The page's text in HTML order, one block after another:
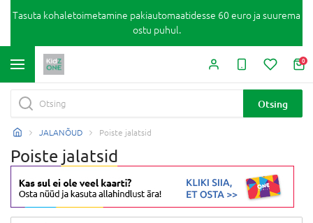
Tasuta kohaletoimetamine pakiautomaatidesse 60 euro ja suurema
ostu puhul.
0
Otsing
JALANÕUD Poiste jalatsid
Poiste jalatsid